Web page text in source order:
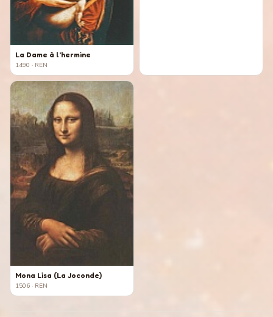
La Dame à l'hermine
1490 · REN
Mona Lisa (La Joconde)
1506 · REN